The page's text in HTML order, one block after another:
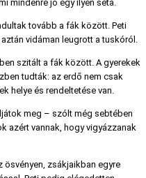
mindenre jó egy ilyen séta.
tovább a fák között. Peti
vidáman leugrott a tuskóról.
szitált a fák között. A gyerekek
tudták: az erdő nem csak
helye és rendeltetése van.
meg – szólt még sebtében
azért vannak, hogy vigyázzanak
zsákjaikban egyre